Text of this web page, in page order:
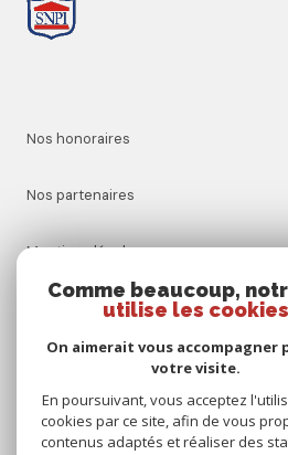
Nos honoraires
Nos partenaires
Mentions légales
Cookies
Comme beaucoup,
utilise les cookies
On aimerait vous accompagner
votre visite.
En poursuivant, vous acceptez
cookies par ce site, afin de vous
contenus adaptés et réaliser des